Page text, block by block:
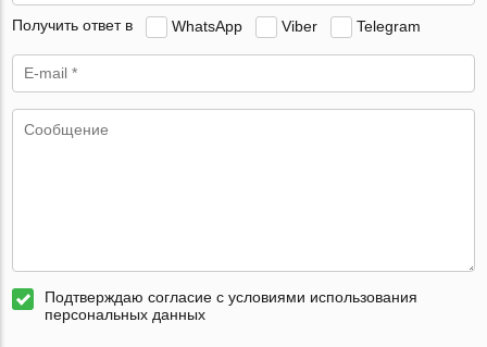
Получить ответ в WhatsApp Viber Telegram
Подтверждаю согласие с условиями использования
персональных данных